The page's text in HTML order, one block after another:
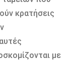
κρατήσεις
με